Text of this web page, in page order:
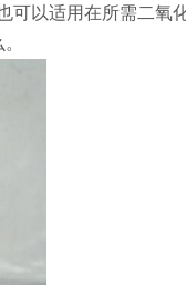
可以适用在所需二氧